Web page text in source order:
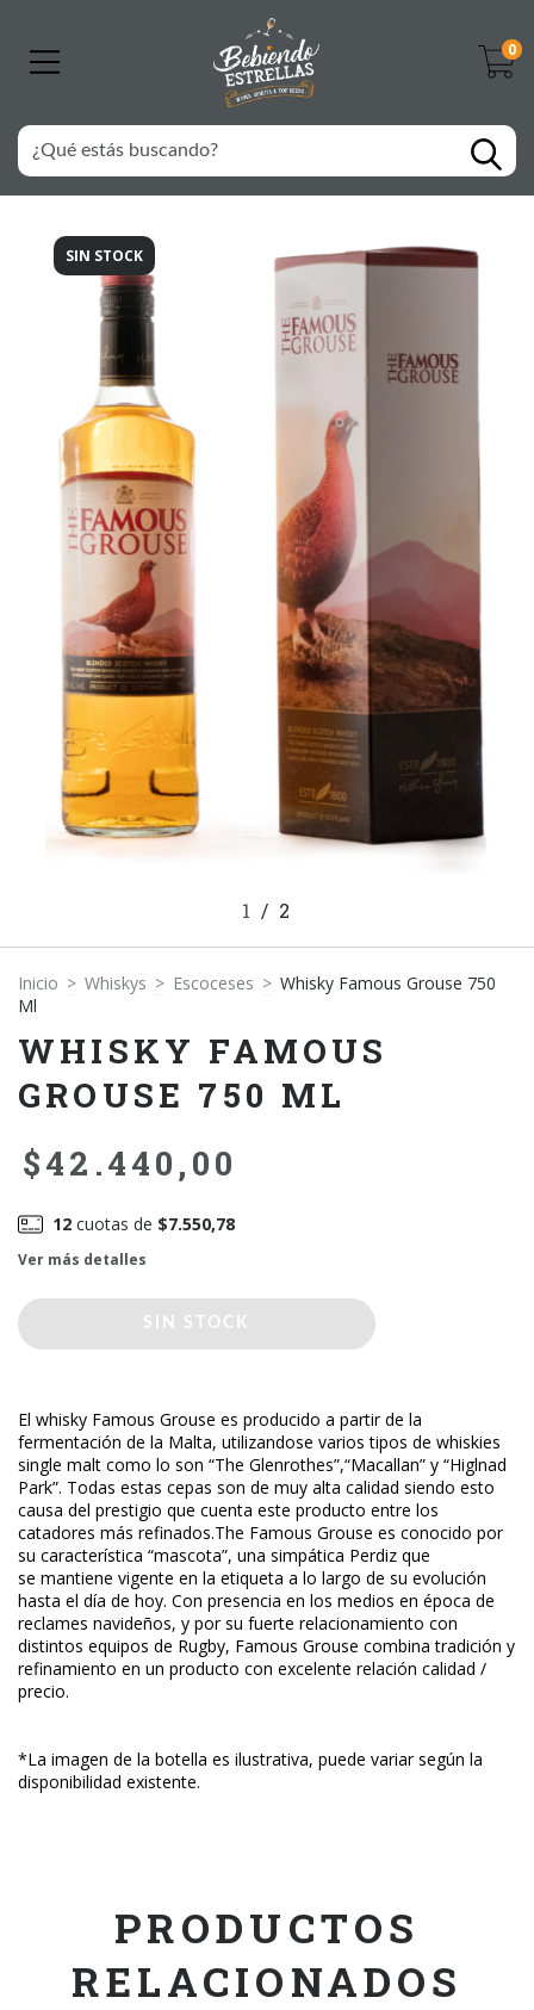
0
SIN STOCK
1 / 2
Inicio > Whiskys > Escoceses > Whisky Famous Grouse 750
Ml
WHISKY FAMOUS
GROUSE 750 ML
$42.440,00
12cuotas de $7.550,78
Ver más detalles
El whisky Famous Grouse es producido a partir de la
fermentación de la Malta, utilizandose varios tipos de whiskies
single malt como lo son “The Glenrothes”,“Macallan” y “Higlnad
Park”. Todas estas cepas son de muy alta calidad siendo esto
causa del prestigio que cuenta este producto entre los
catadores más refinados.The Famous Grouse es conocido por
su característica “mascota”, una simpática Perdiz que
se mantiene vigente en la etiqueta a lo largo de su evolución
hasta el día de hoy. Con presencia en los medios en época de
reclames navideños, y por su fuerte relacionamiento con
distintos equipos de Rugby, Famous Grouse combina tradición y
refinamiento en un producto con excelente relación calidad /
precio.
*La imagen de la botella es ilustrativa, puede variar según la
disponibilidad existente.
PRODUCTOS
RELACIONADOS